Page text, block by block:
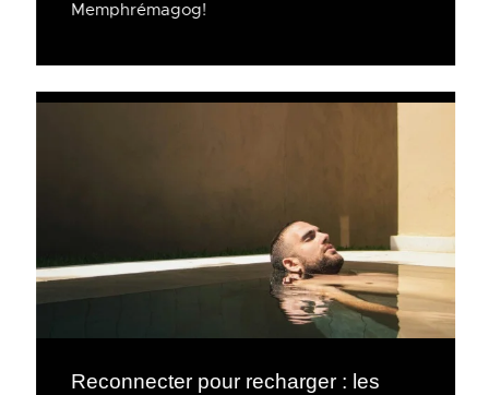
Memphrémagog!
Reconnecter pour recharger : les